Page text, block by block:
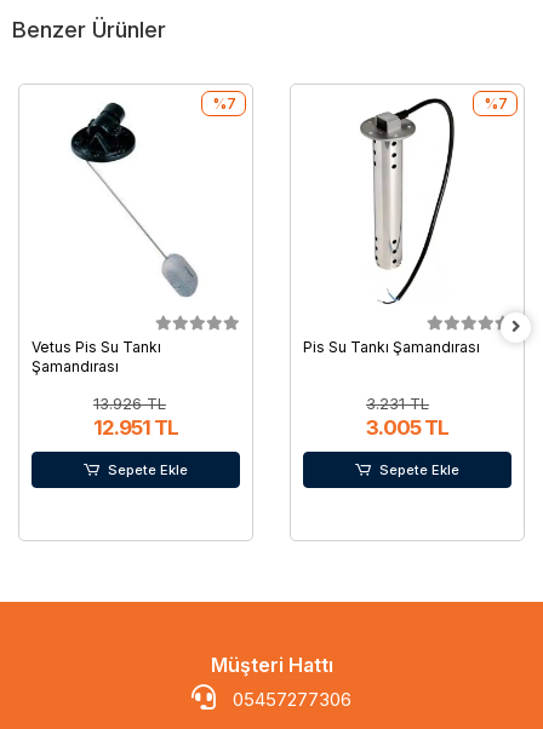
Benzer Ürünler
Vetus Pis Su Tankı
Şamandırası
13.926 TL
12.951 TL
%7
Sepete Ekle
Pis Su Tankı Şamandırası
3.231 TL
3.005 TL
%7
Sepete Ekle
Müşteri Hattı
05457277306